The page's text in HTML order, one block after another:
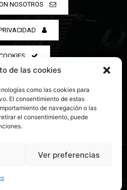
de las cookies
como las cookies para
El consentimiento de estas
de navegación o las
el consentimiento, puede
Ver preferencias
NOSOTROS